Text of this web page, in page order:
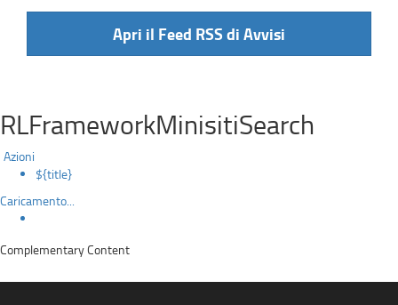
Apri il Feed RSS di Avvisi
RLFrameworkMinisitiSearch
Azioni
${title}
Caricamento...
Complementary Content